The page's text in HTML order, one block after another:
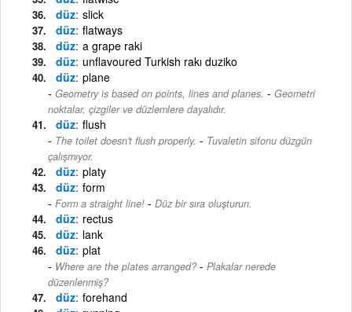
düz slick
düz flatways
düz a grape raki
düz unflavoured Turkish rakı duziko
düz plane
Geometry is based on points, lines and planes. - Geometri
noktalar, çizgiler ve düzlemlere dayalıdır.
düz flush
The toilet doesn't flush properly. - Tuvaletin sifonu düzgün
çalışmıyor.
düz platy
düz form
Form a straight line! - Düz bir sıra oluşturun.
düz rectus
düz lank
düz plat
Where are the plates arranged? - Plakalar nerede
düzenlenmiş?
düz forehand